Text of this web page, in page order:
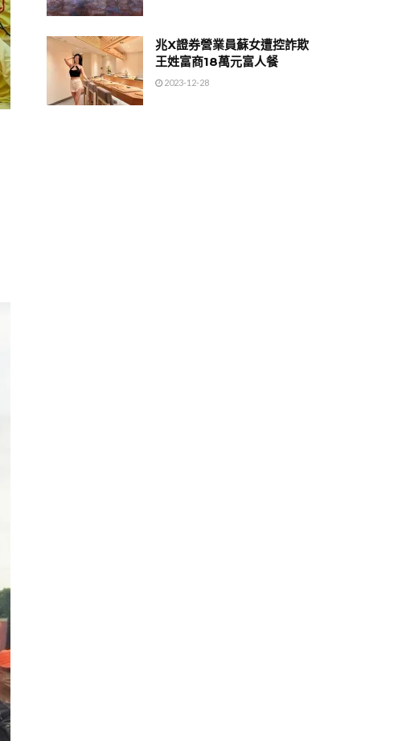
兆X證券營業員蘇女遭控詐欺
王姓富商18萬元富人餐
2023-12-28